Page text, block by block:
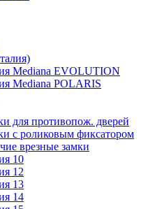
Mediana EVOLUTION
Mediana POLARIS
для противопож. дверей
с роликовым фиксатором
врезные замки
10
12
13
14